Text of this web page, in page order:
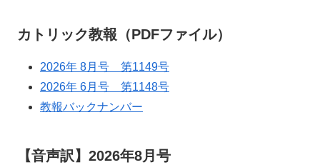
カトリック教報（PDFファイル）
2026年 8月号 第1149号
2026年 6月号 第1148号
教報バックナンバー
【音声訳】2026年8月号